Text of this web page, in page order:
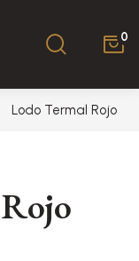
0
Lodo Termal Rojo